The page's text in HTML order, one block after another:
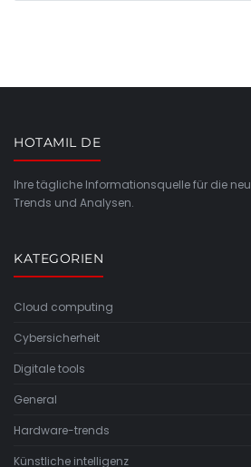
HOTAMIL DE
Ihre tägliche Informationsquelle für die
Trends und Analysen.
KATEGORIEN
Cloud computing
Cybersicherheit
Digitale tools
General
Hardware-trends
Künstliche intelligenz